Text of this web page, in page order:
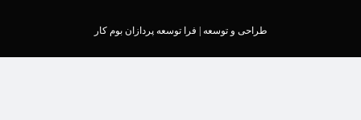
طراحی و توسعه | فرا توسعه پردازان بوم کار